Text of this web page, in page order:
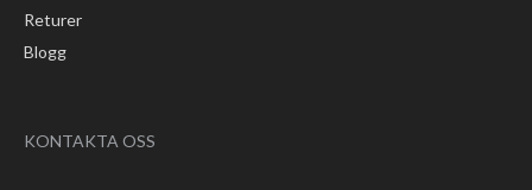
Returer
Blogg
KONTAKTA OSS